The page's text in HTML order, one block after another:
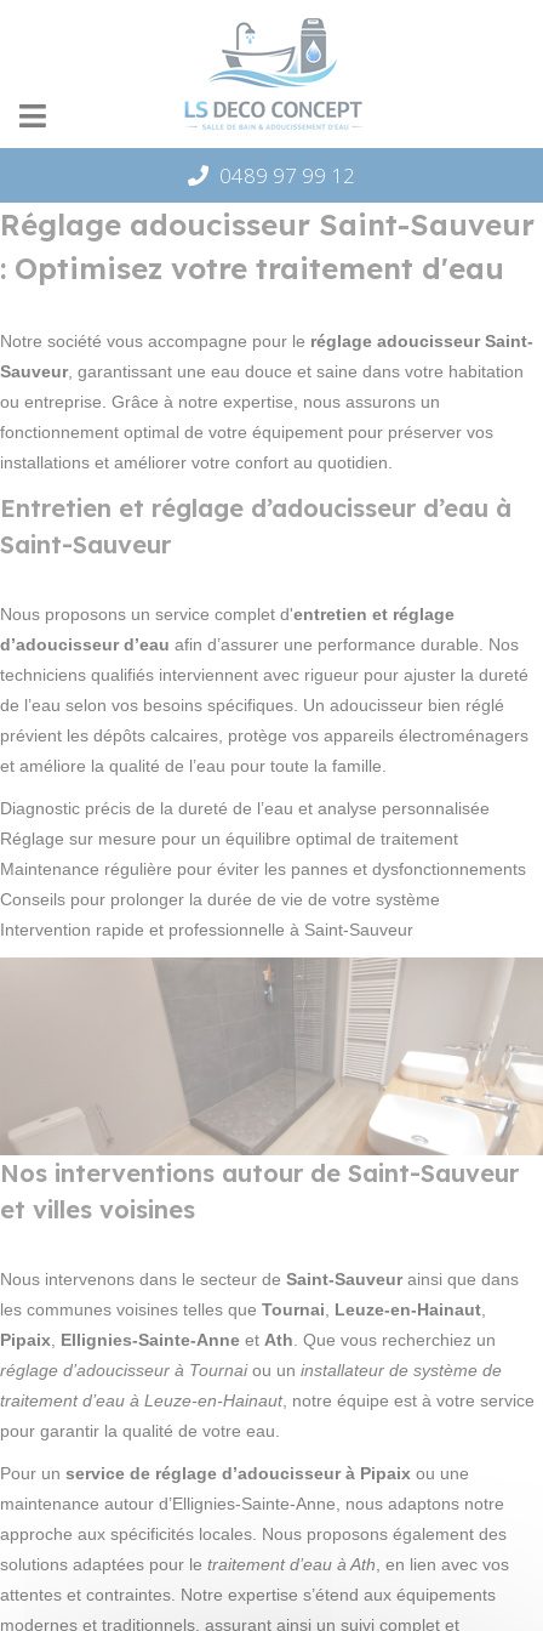
0489 97 99 12
Réglage adoucisseur Saint-Sauveur
: Optimisez votre traitement d'eau
Notre société vous accompagne pour le réglage adoucisseur Saint-
Sauveur, garantissant une eau douce et saine dans votre habitation
ou entreprise. Grâce à notre expertise, nous assurons un
fonctionnement optimal de votre équipement pour préserver vos
installations et améliorer votre confort au quotidien.
Entretien et réglage d’adoucisseur d’eau à
Saint-Sauveur
Nous proposons un service complet d'entretien et réglage
d’adoucisseur d’eau afin d’assurer une performance durable. Nos
techniciens qualifiés interviennent avec rigueur pour ajuster la dureté
de l’eau selon vos besoins spécifiques. Un adoucisseur bien réglé
prévient les dépôts calcaires, protège vos appareils électroménagers
et améliore la qualité de l’eau pour toute la famille.
Diagnostic précis de la dureté de l’eau et analyse personnalisée
Réglage sur mesure pour un équilibre optimal de traitement
Maintenance régulière pour éviter les pannes et dysfonctionnements
Conseils pour prolonger la durée de vie de votre système
Intervention rapide et professionnelle à Saint-Sauveur
Nos interventions autour de Saint-Sauveur
et villes voisines
Nous intervenons dans le secteur de Saint-Sauveurainsi que dans
les communes voisines telles que Tournai, Leuze-en-Hainaut,
Pipaix, Ellignies-Sainte-Anne et Ath. Que vous recherchiez un
réglage d’adoucisseur à Tournaiou un installateur de système de
traitement d’eau à Leuze-en-Hainaut, notre équipe est à votre service
pour garantir la qualité de votre eau.
Pour un service de réglage d’adoucisseur à Pipaix ou une
maintenance autour d’Ellignies-Sainte-Anne, nous adaptons notre
approche aux spécificités locales. Nous proposons également des
solutions adaptées pour le traitement d’eau à Ath, en lien avec vos
attentes et contraintes. Notre expertise s’étend aux équipements
modernes et traditionnels, assurant ainsi un suivi complet et